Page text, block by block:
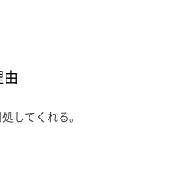
由
してくれる。